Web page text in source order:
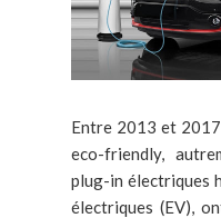
Entre 2013 et
eco-friendly,
plug-in électriques
électriques (EV),